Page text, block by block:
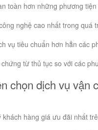
toàn hơn những phương
nghệ cao nhất trong quá
vụ tiêu chuẩn hơn hẳn các
từ thủ tục so với các
chọn dịch vụ vận
hàng giá ưu đãi nhất